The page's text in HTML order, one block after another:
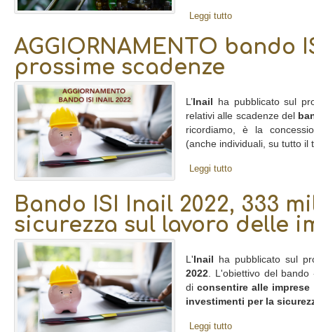
Leggi tutto
AGGIORNAMENTO bando
prossime scadenze
L’ Inail
ha pubblicato sul
relativi alle scadenze del
ricordiamo, è la
(anche individuali, su tutto il
Leggi tutto
Bando ISI Inail 2022, 333
sicurezza sul lavoro delle
L' Inail
ha pubblicato sul
2022. L'obiettivo del
diconsentire alle
investimenti per la
Leggi tutto